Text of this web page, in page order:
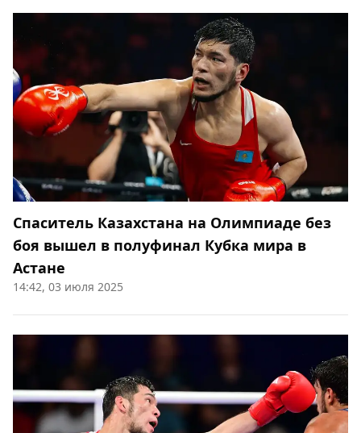
Спаситель Казахстана на Олимпиаде без
боя вышел в полуфинал Кубка мира в
Астане
14:42, 03 июля 2025